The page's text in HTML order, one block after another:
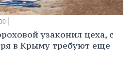
узаконил цеха, с
в Крыму требуют еще